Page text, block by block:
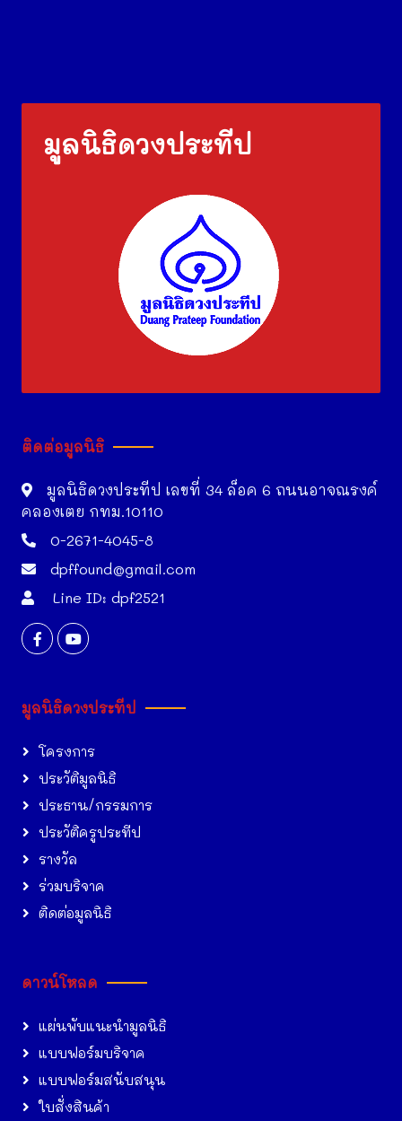
มูลนิธิดวงประทีป
ติดต่อมูลนิธิ
มูลนิธิดวงประทีป เลขที่ 34 ล็อค 6 ถนนอาจณรงค์
คลองเตย กทม.10110
0-2671-4045-8
dpffound@gmail.com
Line ID: dpf2521
มูลนิธิดวงประทีป
โครงการ
ประวัติมูลนิธิ
ประธาน/กรรมการ
ประวัติครูประทีป
รางวัล
ร่วมบริจาค
ติดต่อมูลนิธิ
ดาวน์โหลด
แผ่นพับแนะนำมูลนิธิ
แบบฟอร์มบริจาค
แบบฟอร์มสนับสนุน
ใบสั่งสินค้า